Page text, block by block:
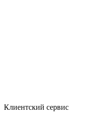
Клиентский сервис